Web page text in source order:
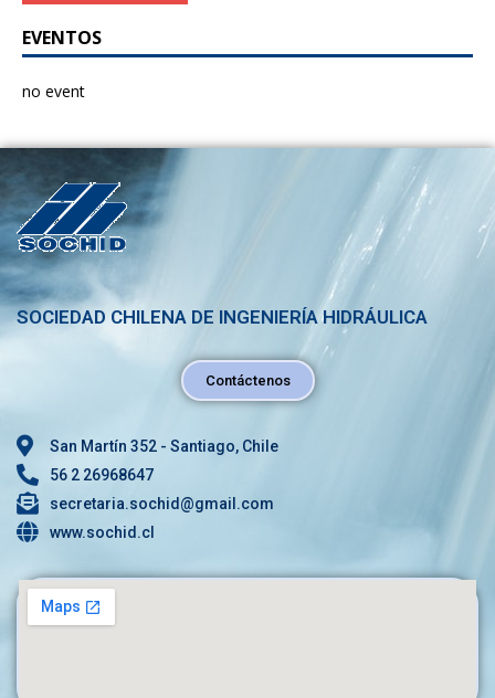
EVENTOS
no event
SOCIEDAD CHILENA DE INGENIERÍA HIDRÁULICA
Contáctenos
San Martín 352 - Santiago, Chile
56 2 26968647
secretaria.sochid@gmail.com
www.sochid.cl